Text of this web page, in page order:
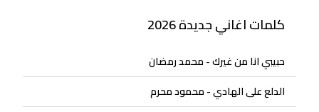
كلمات اغاني جديدة 2026
حبيبي انا من غيرك - محمد رمضان
الدلع على الهادي - محمود محرم